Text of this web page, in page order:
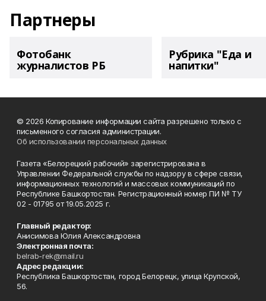
Партнеры
Фотобанк
журналистов РБ
Рубрика "Еда и
напитки"
© 2026 Копирование информации сайта разрешено только с
письменного согласия администрации.
Об использовании персональных данных
Газета «Белорецкий рабочий» зарегистрирована в
Управлении Федеральной службы по надзору в сфере связи,
информационных технологий и массовых коммуникаций по
Республике Башкортостан. Регистрационный номер ПИ № ТУ
02 - 01795 от 19.05.2025 г.
Главный редактор:
Анисимова Юлия Александровна
Электронная почта:
belrab-rek@mail.ru
Адрес редакции:
Республика Башкортостан, город Белорецк, улица Крупской,
56.